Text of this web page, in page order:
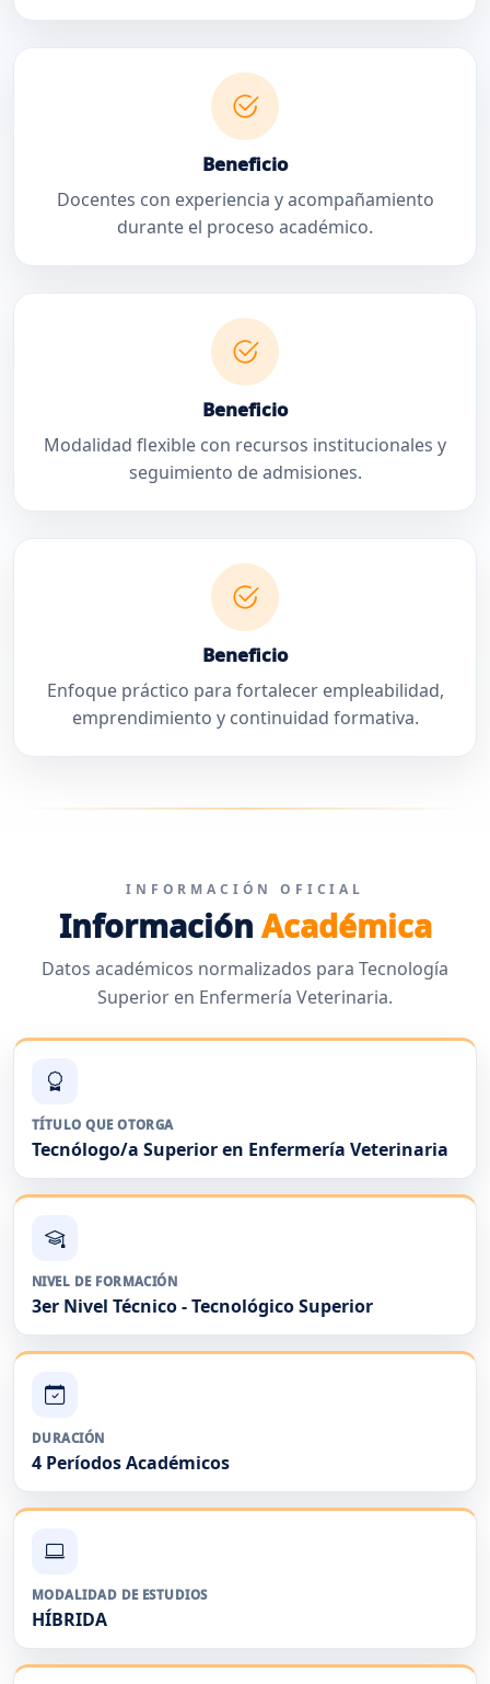
Beneficio
Docentes con experiencia y acompañamiento
durante el proceso académico.
Beneficio
Modalidad flexible con recursos institucionales y
seguimiento de admisiones.
Beneficio
Enfoque práctico para fortalecer empleabilidad,
emprendimiento y continuidad formativa.
INFORMACIÓN OFICIAL
Información Académica
Datos académicos normalizados para Tecnología
Superior en Enfermería Veterinaria.
TÍTULO QUE OTORGA
Tecnólogo/a Superior en Enfermería Veterinaria
NIVEL DE FORMACIÓN
3er Nivel Técnico - Tecnológico Superior
DURACIÓN
4 Períodos Académicos
MODALIDAD DE ESTUDIOS
HÍBRIDA